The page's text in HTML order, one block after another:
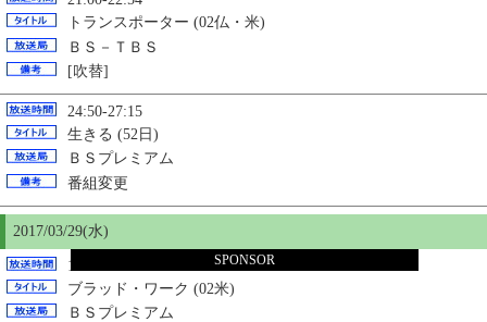
トランスポーター (02仏・米)
ＢＳ－ＴＢＳ
[吹替]
24:50-27:15
生きる (52日)
ＢＳプレミアム
番組変更
2017/03/29(水)
13:00-14:51
ブラッド・ワーク (02米)
ＢＳプレミアム
SPONSOR